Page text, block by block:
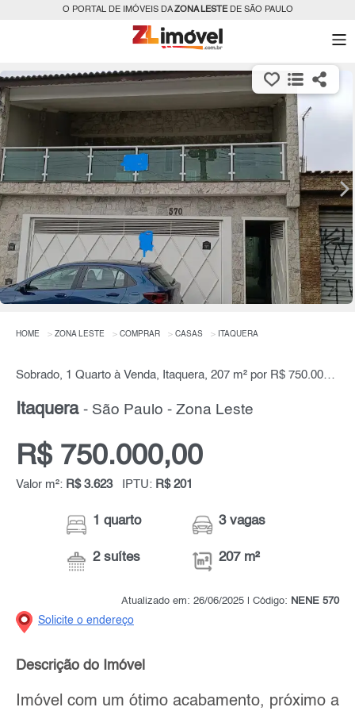
O PORTAL DE IMÓVEIS DAZONA LESTEDE SÃO PAULO
HOME ZONA LESTE COMPRAR CASAS ITAQUERA
Sobrado, 1 Quarto à Venda, Itaquera, 207 m² por R$ 750.000,00
Itaquera - São Paulo - Zona Leste
R$ 750.000,00
Valor m²: R$ 3.623 IPTU: R$ 201
1 quarto
2 suítes
3 vagas
207 m²
Atualizado em: 26/06/2025 | Código: NENE 570
Solicite o endereço
Descrição do Imóvel
Imóvel com um ótimo acabamento, próximo a